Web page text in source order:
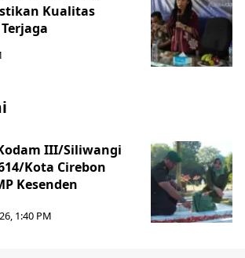
Kualitas
III/Siliwangi
Kota Cirebon
Kesenden
1:40 PM